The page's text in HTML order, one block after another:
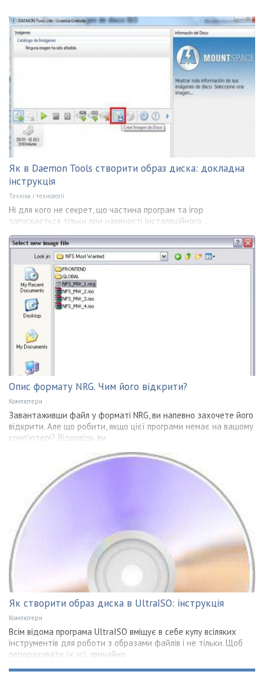
Як в Daemon Tools створити образ диска: докладна
інструкція
Техніка і технології
Ні для кого не секрет, що частина програм та ігор
запускається тільки при наявності інсталяційного ...
Опис формату NRG. Чим його відкрити?
Компютери
Завантаживши файл у форматі NRG, ви напевно захочете його
відкрити. Але що робити, якщо цієї програми немає на вашому
комп'ютері? Відповідь ви
Як створити образ диска в UltraISO: інструкція
Компютери
Всім відома програма UltraISO вміщує в себе купу всіляких
інструментів для роботи з образами файлів і не тільки. Щоб
перерахувати їх усі, звичайно